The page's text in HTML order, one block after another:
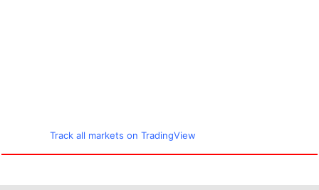
Track all markets on TradingView